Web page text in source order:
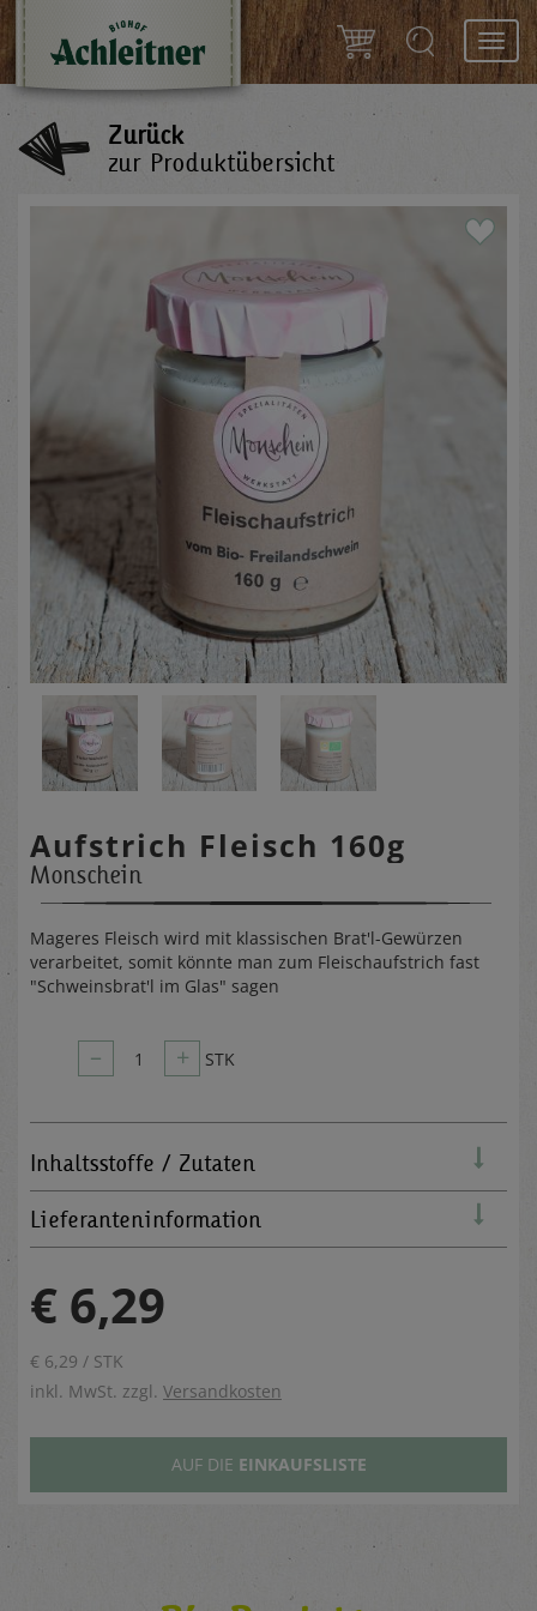
Zurück
zur Produktübersicht
Aufstrich Fleisch 160g
Monschein
Mageres Fleisch wird mit klassischen Brat'l-Gewürzen
verarbeitet, somit könnte man zum Fleischaufstrich fast
"Schweinsbrat'l im Glas" sagen
– 1 + STK
Inhaltsstoffe / Zutaten
Lieferanteninformation
€ 6,29
€ 6,29 / STK
inkl. MwSt. zzgl. Versandkosten
AUF DIE EINKAUFSLISTE